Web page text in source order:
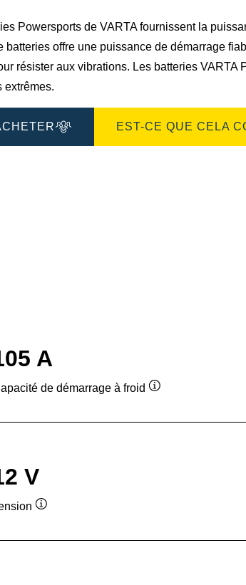
Powersports de VARTA fournissent la
batteries offre une puissance de démarrage
résister aux vibrations. Les batteries
extrêmes.
EST-CE QUE CELA
A
de démarrage à froid
V